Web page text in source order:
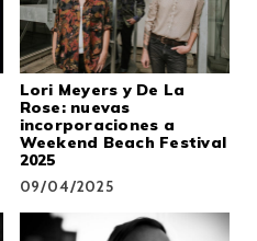
Lori Meyers y De La
Rose: nuevas
incorporaciones a
Weekend Beach Festival
2025
09/04/2025